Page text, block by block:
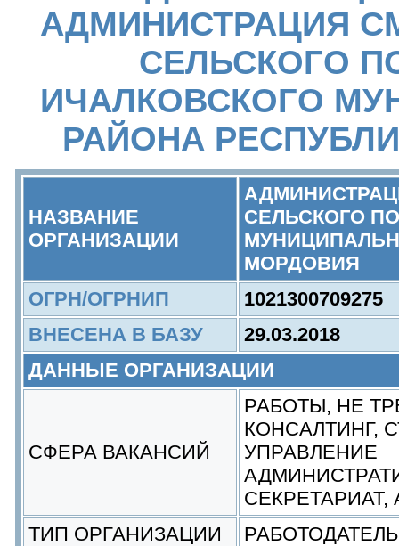
АДМИНИСТРАЦИЯ
СЕЛЬСКОГО
ИЧАЛКОВСКОГО
РАЙОНА
НАЗВАНИЕ
ОРГАНИЗАЦИИ
СЕЛЬСКОГО
МОРДОВИЯ
ОГРН/ОГРНИП
1021300709275
ВНЕСЕНА В БАЗУ
29.03.2018
ДАННЫЕ ОРГАНИЗАЦИИ
СФЕРА ВАКАНСИЙ
РАБОТЫ, НЕ
КОНСАЛТИНГ,
УПРАВЛЕНИЕ
СЕКРЕТАРИАТ,
ТИП ОРГАНИЗАЦИИ
РАБОТОДАТЕЛЬ